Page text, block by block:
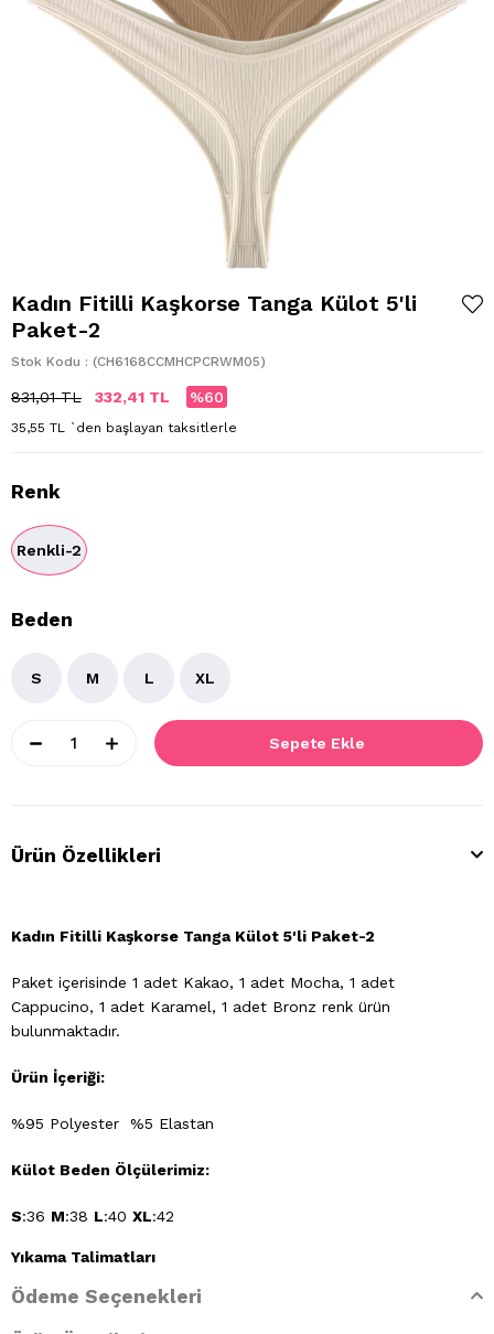
Kadın Fitilli Kaşkorse Tanga Külot 5'li
Paket-2
Stok Kodu (CH6168CCMHCPCRWM05)
831,01 TL 332,41 TL 60
35,55 TL `den başlayan taksitlerle
Renk
Renkli-2
Beden
S M L XL
Ürün Özellikleri
Kadın Fitilli Kaşkorse Tanga Külot 5'li Paket-2
Paket içerisinde 1 adet Kakao, 1 adet Mocha, 1 adet
Cappucino, 1 adet Karamel, 1 adet Bronz renk ürün
bulunmaktadır.
Ürün İçeriği:
%95 Polyester %5 Elastan
Külot Beden Ölçülerimiz:
S:36 M:38 L:40 XL:42
Yıkama Talimatları
- 30 derecede elde yıkayınız
Ödeme Seçenekleri